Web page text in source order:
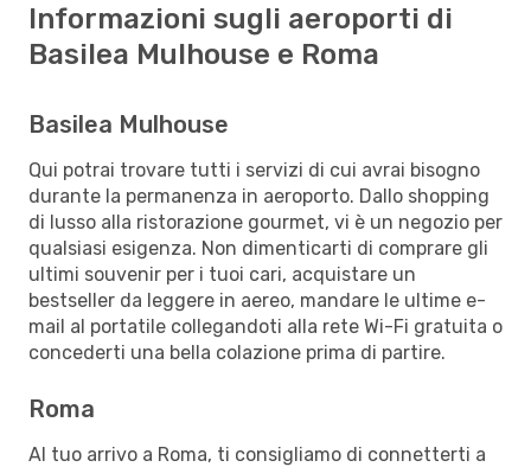
Informazioni sugli aeroporti di
Basilea Mulhouse e Roma
Basilea Mulhouse
Qui potrai trovare tutti i servizi di cui avrai bisogno
durante la permanenza in aeroporto. Dallo shopping
di lusso alla ristorazione gourmet, vi è un negozio per
qualsiasi esigenza. Non dimenticarti di comprare gli
ultimi souvenir per i tuoi cari, acquistare un
bestseller da leggere in aereo, mandare le ultime e-
mail al portatile collegandoti alla rete Wi-Fi gratuita o
concederti una bella colazione prima di partire.
Roma
Al tuo arrivo a Roma, ti consigliamo di connetterti a